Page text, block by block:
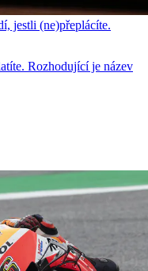
jestli (ne)přeplácíte.
Rozhodující je název